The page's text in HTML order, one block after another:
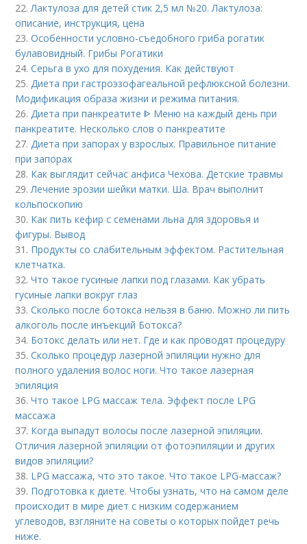
22.Лактулоза для детей стик 2,5 мл №20. Лактулоза:
описание, инструкция, цена
23.Особенности условно-съедобного гриба рогатик
булавовидный. Грибы Рогатики
24.Серьга в ухо для похудения. Как действуют
25.Диета при гастроэзофагеальной рефлюксной болезни.
Модификация образа жизни и режима питания.
26.Диета при панкреатите ᐈ Меню на каждый день при
панкреатите. Несколько слов о панкреатите
27.Диета при запорах у взрослых. Правильное питание
при запорах
28. Как выглядит сейчас анфиса Чехова. Детские травмы
29.Лечение эрозии шейки матки. Ша. Врач выполнит
кольпоскопию
30. Как пить кефир с семенами льна для здоровья и
фигуры. Вывод
31. Продукты со слабительным эффектом. Растительная
клетчатка.
32.Что такое гусиные лапки под глазами. Как убрать
гусиные лапки вокруг глаз
33.Сколько после ботокса нельзя в баню. Можно ли пить
алкоголь после инъекций Ботокса?
34. Ботокс делать или нет. Где и как проводят процедуру
35.Сколько процедур лазерной эпиляции нужно для
полного удаления волос ноги. Что такое лазерная
эпиляция
36.Что такое LPG массаж тела. Эффект после LPG
массажа
37. Когда выпадут волосы после лазерной эпиляции.
Отличия лазерной эпиляции от фотоэпиляции и других
видов эпиляции?
38. LPG массажа, что это такое. Что такое LPG-массаж?
39. Подготовка к диете. Чтобы узнать, что на самом деле
происходит в мире диет с низким содержанием
углеводов, взгляните на советы о которых пойдет речь
ниже.